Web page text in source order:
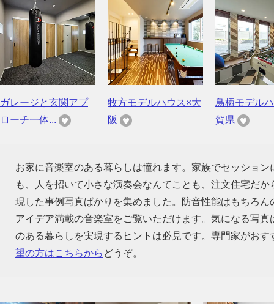
ガレージと玄関アプ
ローチ一体...
牧方モデルハウス×大
阪
鳥栖モデル
賀県
お家に音楽室のある暮らしは憧れます。家族でセッショ
も、人を招いて小さな演奏会なんてことも、注文住宅だ
現した事例写真ばかりを集めました。防音性能はもちろ
アイデア満載の音楽室をご覧いただけます。気になる写
のある暮らしを実現するヒントは必見です。専門家がお
望の方はこちらから どうぞ。